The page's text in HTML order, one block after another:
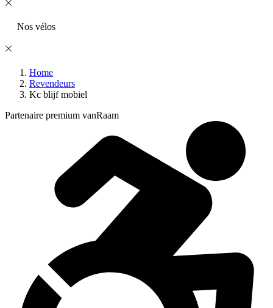
Nos vélos
Home
Revendeurs
Kc blijf mobiel
Partenaire premium vanRaam